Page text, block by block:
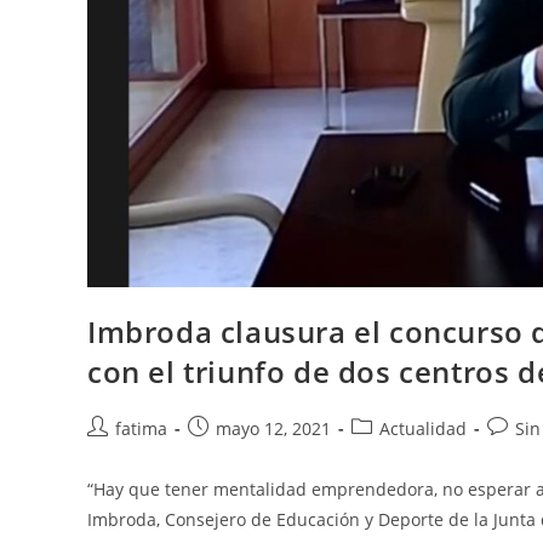
Imbroda clausura el
con el triunfo de dos centros
Autor
la
entrada:
fatima
Publicación
entrada:
mayo 12, 2021
Categoría
entrada:
Actualidad
“Hay que tener mentalidad emprendedora, no esperar
Imbroda, Consejero de Educación y Deporte de la